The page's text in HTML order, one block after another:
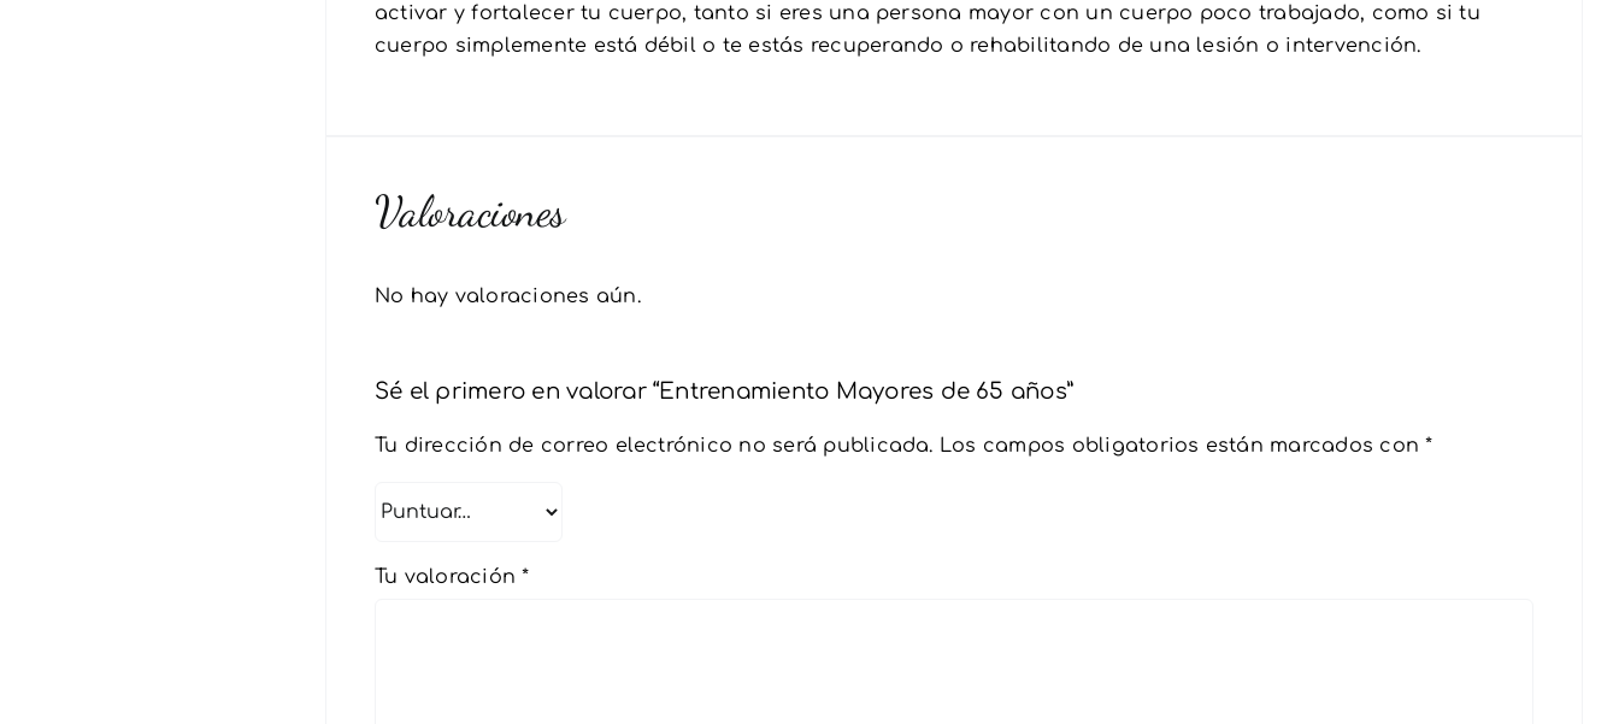
activar y fortalecer tu cuerpo, tanto si eres una persona mayor con un cuerpo poco trabajado, como si tu
cuerpo simplemente está débil o te estás recuperando o rehabilitando de una lesión o intervención.
Valoraciones
No hay valoraciones aún.
Sé el primero en valorar “Entrenamiento Mayores de 65 años”
Tu dirección de correo electrónico no será publicada. Los campos obligatorios están marcados con*
Tu valoración*